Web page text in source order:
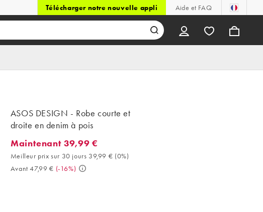
Télécharger notre nouvelle appli Aide et FAQ
ASOS DESIGN - Robe courte et
droite en denim à pois
Maintenant 39,99 €. Meilleur prix sur 30 jours 39,99 € (0%). Avant 47,99
Maintenant 39,99 €
Meilleur prix sur 30 jours 39,99 € (0%)
Avant 47,99 € (-16%)